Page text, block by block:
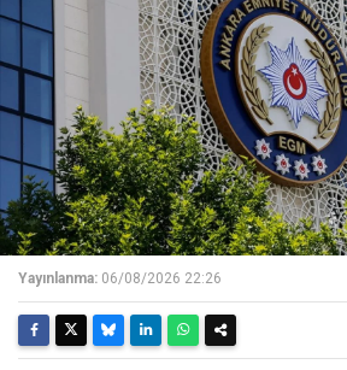
Yayınlanma: 06/08/2026 22:26